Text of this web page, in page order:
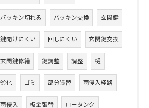
パッキン切れる パッキン交換 玄関鍵
鍵開けにくい 回しにくい 玄関鍵交換
玄関鍵修繕 鍵調整 調整 樋
劣化 ゴミ 部分張替 雨侵入経路
雨侵入 板金張替 ロータンク